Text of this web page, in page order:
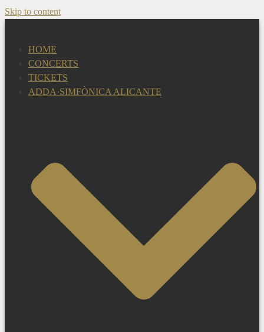
Skip to content
HOME
CONCERTS
TICKETS
ADDA·SIMFÒNICA ALICANTE